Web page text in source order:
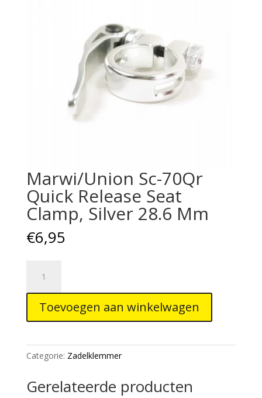
Marwi/Union Sc-70Qr
Quick Release Seat
Clamp, Silver 28.6 Mm
€6,95
70Qr
Quick
Release
Clamp,
Silver
Mm
Toevoegen aan winkelwagen
Categorie: Zadelklemmer
Gerelateerde producten